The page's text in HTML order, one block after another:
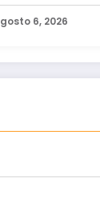
6, 2026